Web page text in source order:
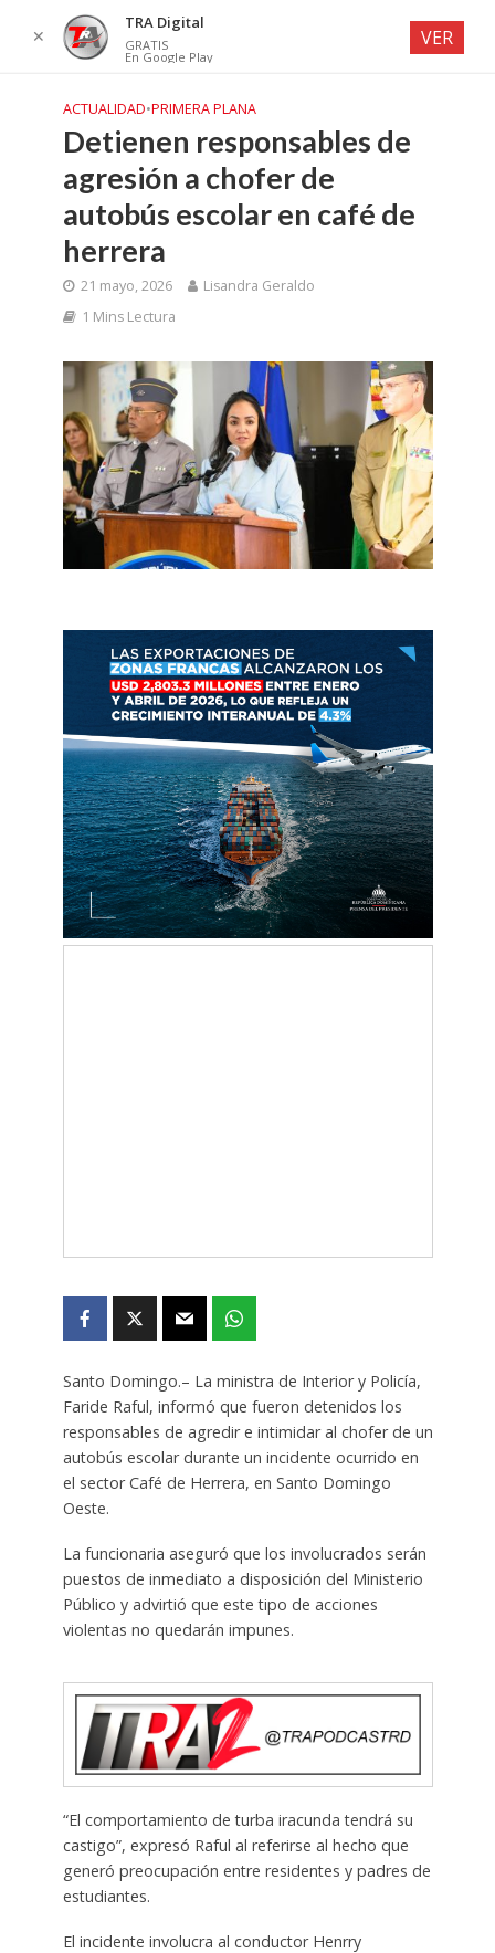
ACTUALIDAD•PRIMERA PLANA
Detienen responsables de
agresión a chofer de
autobús escolar en café de
herrera
21 mayo, 2026
Lisandra Geraldo
1 Mins Lectura
Santo Domingo.– La ministra de Interior y Policía,
Faride Raful, informó que fueron detenidos los
responsables de agredir e intimidar al chofer de un
autobús escolar durante un incidente ocurrido en
el sector Café de Herrera, en Santo Domingo
Oeste.
La funcionaria aseguró que los involucrados serán
puestos de inmediato a disposición del Ministerio
Público y advirtió que este tipo de acciones
violentas no quedarán impunes.
“El comportamiento de turba iracunda tendrá su
castigo”, expresó Raful al referirse al hecho que
generó preocupación entre residentes y padres de
estudiantes.
El incidente involucra al conductor Henrry
✕
TRA Digital
GRATIS
En Google Play
VER